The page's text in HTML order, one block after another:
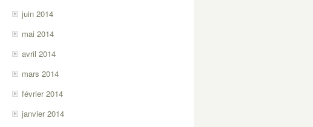
juin 2014
mai 2014
avril 2014
mars 2014
février 2014
janvier 2014